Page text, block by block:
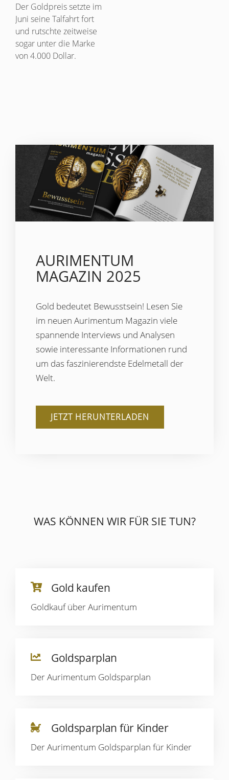
Der Goldpreis setzte im
Juni seine Talfahrt fort
und rutschte zeitweise
sogar unter die Marke
von 4.000 Dollar.
AURIMENTUM
MAGAZIN 2025
Gold bedeutet Bewusstsein! Lesen Sie
im neuen Aurimentum Magazin viele
spannende Interviews und Analysen
sowie interessante Informationen rund
um das faszinierendste Edelmetall der
Welt.
JETZT HERUNTERLADEN
WAS KÖNNEN WIR FÜR SIE TUN?
Gold kaufen
Goldkauf über Aurimentum
Goldsparplan
Der Aurimentum Goldsparplan
Goldsparplan für Kinder
Der Aurimentum Goldsparplan für Kinder